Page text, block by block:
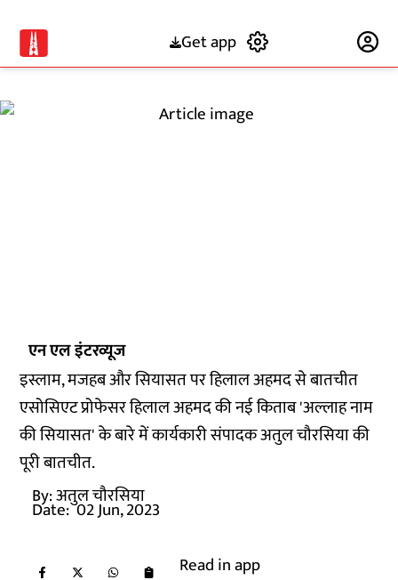
Get app
एन एल इंटरव्यूज
इस्लाम, मजहब और सियासत पर हिलाल अहमद से बातचीत
एसोसिएट प्रोफेसर हिलाल अहमद की नई किताब 'अल्लाह नाम
की सियासत' के बारे में कार्यकारी संपादक अतुल चौरसिया की
पूरी बातचीत.
By:अतुल चौरसिया
Date: 02 Jun, 2023
Read in app